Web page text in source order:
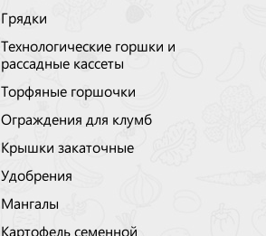
Грядки
Технологические горшки и
рассадные кассеты
Торфяные горшочки
Ограждения для клумб
Крышки закаточные
Удобрения
Мангалы
Картофель семенной